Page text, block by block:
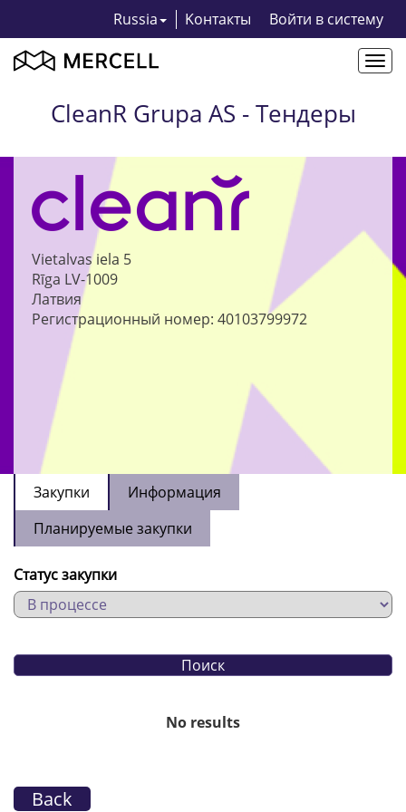
Russia Kонтакты Bойти в систему
CleanR Grupa AS - Тендеры
Vietalvas iela 5
Rīga LV-1009
Латвия
Регистрационный номер: 40103799972
Закупки
Информация
Планируемые закупки
Статус закупки
No results
Back